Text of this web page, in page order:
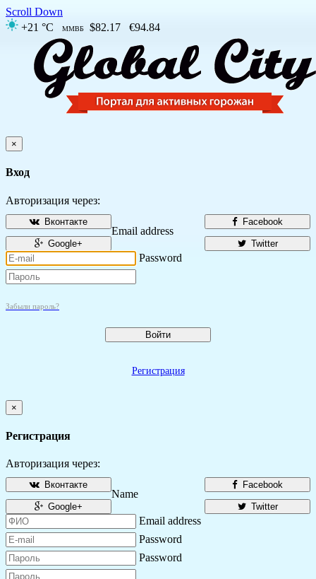
Scroll Down
+21 °C
ММВБ $82.17 €94.84
×
Вход
Авторизация через:
Facebook
Вконтакте
Twitter
Google+
Email address
Password
Забыли пароль?
Войти
Регистрация
×
Регистрация
Авторизация через:
Facebook
Вконтакте
Twitter
Google+
Name
Email address
Password
Password